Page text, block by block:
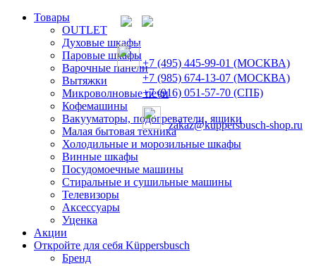
Товары
OUTLET
Духовые шкафы
Паровые шкафы
Варочные панели
Вытяжки
Микроволновые печи
Кофемашины
Вакууматоры, подогреватели, ящики
Малая бытовая техника
Холодильные и морозильные шкафы
Винные шкафы
Посудомоечные машины
Стиральные и сушильные машины
Телевизоры
Аксессуары
Уценка
Акции
Откройте для себя Küppersbusch
Бренд
+7 (495) 445-99-01 (МОСКВА)
+7 (985) 674-13-07 (МОСКВА)
+7 (916) 051-57-70 (СПБ)
zakaz@kuppersbusch-shop.ru